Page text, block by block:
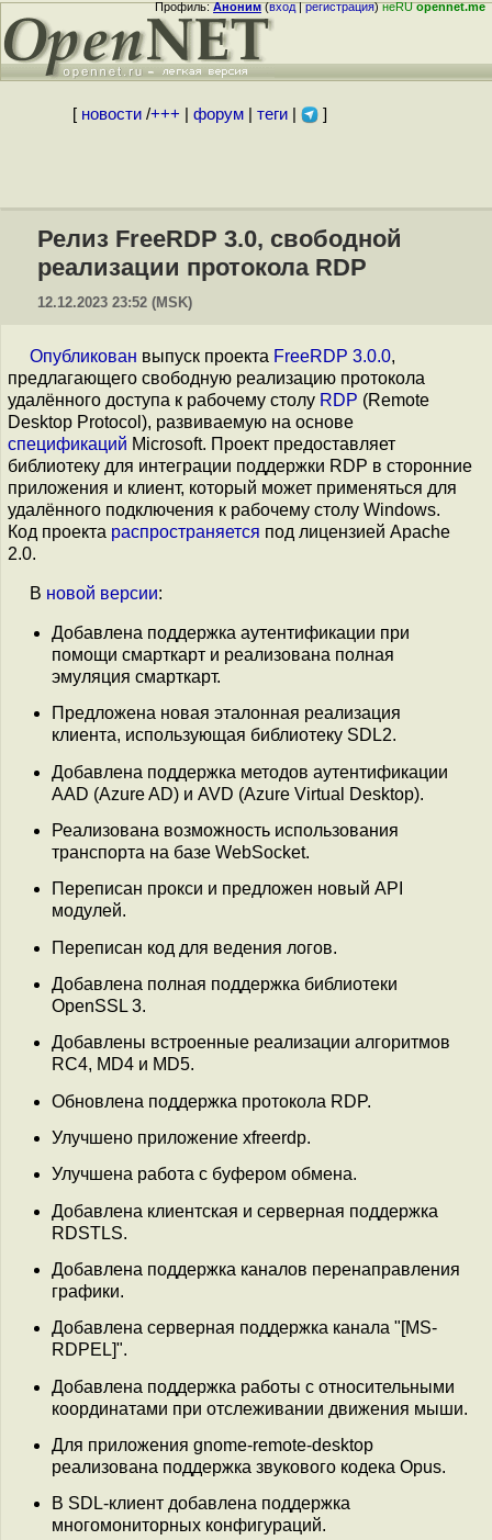
Профиль:Аноним(вход|регистрация)неRUopennet.me
[ новости/+++ форум| теги| ]
Релиз FreeRDP 3.0, свободной
реализации протокола RDP
12.12.2023 23:52 (MSK)
Опубликован выпуск проекта FreeRDP 3.0.0,
предлагающего свободную реализацию протокола
удалённого доступа к рабочему столу RDP (Remote
Desktop Protocol), развиваемую на основе
спецификаций Microsoft. Проект предоставляет
библиотеку для интеграции поддержки RDP в сторонние
приложения и клиент, который может применяться для
удалённого подключения к рабочему столу Windows.
Код проекта распространяется под лицензией Apache
2.0.
В новой версии:
Добавлена поддержка аутентификации при
помощи смарткарт и реализована полная
эмуляция смарткарт.
Предложена новая эталонная реализация
клиента, использующая библиотеку SDL2.
Добавлена поддержка методов аутентификации
AAD (Azure AD) и AVD (Azure Virtual Desktop).
Реализована возможность использования
транспорта на базе WebSocket.
Переписан прокси и предложен новый API
модулей.
Переписан код для ведения логов.
Добавлена полная поддержка библиотеки
OpenSSL 3.
Добавлены встроенные реализации алгоритмов
RC4, MD4 и MD5.
Обновлена поддержка протокола RDP.
Улучшено приложение xfreerdp.
Улучшена работа с буфером обмена.
Добавлена клиентская и серверная поддержка
RDSTLS.
Добавлена поддержка каналов перенаправления
графики.
Добавлена серверная поддержка канала "[MS-
RDPEL]".
Добавлена поддержка работы с относительными
координатами при отслеживании движения мыши.
Для приложения gnome-remote-desktop
реализована поддержка звукового кодека Opus.
В SDL-клиент добавлена поддержка
многомониторных конфигураций.